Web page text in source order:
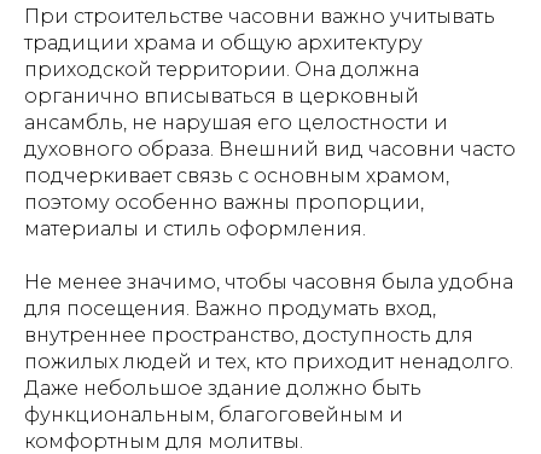
При строительстве часовни важно учитывать
традиции храма и общую архитектуру
приходской территории. Она должна
органично вписываться в церковный
ансамбль, не нарушая его целостности и
духовного образа. Внешний вид часовни часто
подчеркивает связь с основным храмом,
поэтому особенно важны пропорции,
материалы и стиль оформления.
Не менее значимо, чтобы часовня была удобна
для посещения. Важно продумать вход,
внутреннее пространство, доступность для
пожилых людей и тех, кто приходит ненадолго.
Даже небольшое здание должно быть
функциональным, благоговейным и
комфортным для молитвы.